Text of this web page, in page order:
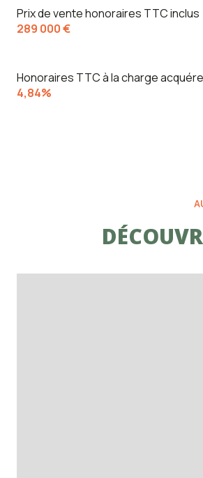
chambre
WC
Prix de vente honoraires TTC inclus
289 000 €
Honoraires TTC à la charge
4,84%